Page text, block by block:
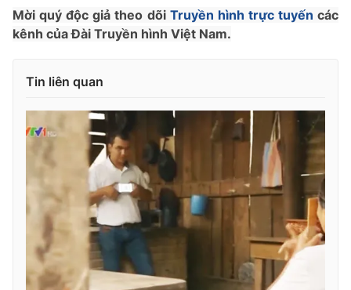
Hậu trường
Nhân vật
Điện ảnh
Sao
Đời sống
Chất lượng cuộc sống
Giáo dục
Tuyển sinh
Học trực tuyến
Công nghệ
Hitech Công nghệ tương lai
Sản phẩm
Thị trường
Tư vấn
Giao lưu trực tuyến
Lịch phát sóng
Chuyên mục khác
Mời quý độc giả theo dõi Truyền hình trực tuyến các
kênh của Đài Truyền hình Việt Nam.
Tin liên quan